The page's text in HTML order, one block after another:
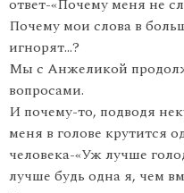
ответ-«Почему меня не
Почему мои слова в
игнорят…?
Мы с Анжеликой
вопросами.
И почему-то, подводя
меня в голове крутится
человека-«Уж лучше
лучше будь одна я, чем